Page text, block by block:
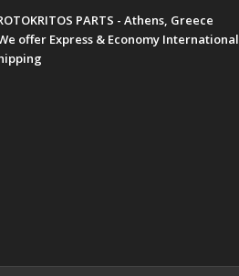
PARTS - Athens, Greece
offer Express & Economy International